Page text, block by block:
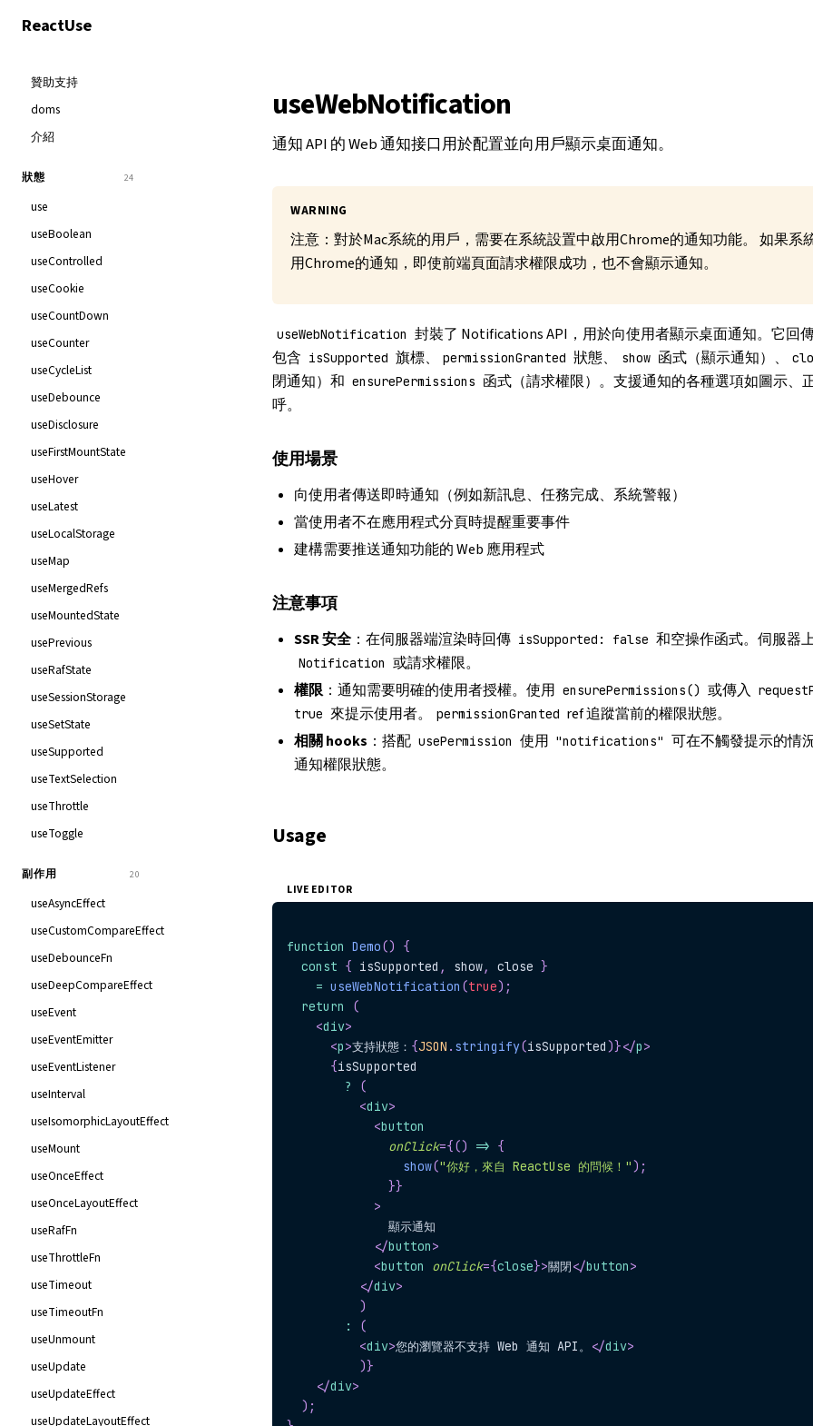
ReactUse
贊助支持
doms
介紹
狀態 24
use
useBoolean
useControlled
useCookie
useCountDown
useCounter
useCycleList
useDebounce
useDisclosure
useFirstMountState
useHover
useLatest
useLocalStorage
useMap
useMergedRefs
useMountedState
usePrevious
useRafState
useSessionStorage
useSetState
useSupported
useTextSelection
useThrottle
useToggle
副作用 20
useAsyncEffect
useCustomCompareEffect
useDebounceFn
useDeepCompareEffect
useEvent
useEventEmitter
useEventListener
useInterval
useIsomorphicLayoutEffect
useMount
useOnceEffect
useOnceLayoutEffect
useRafFn
useThrottleFn
useTimeout
useTimeoutFn
useUnmount
useUpdate
useUpdateEffect
useUpdateLayoutEffect
useWebNotification
通知 API 的 Web 通知接口用於配置並向用戶顯示桌面通知。
WARNING
注意：對於Mac系統的用戶，需要在系統設置中啟用Chrome的通知功能。 如果系
用Chrome的通知，即使前端頁面請求權限成功，也不會顯示通知。
useWebNotification 封裝了 Notifications API ，用於向使用者顯示桌面通知。它回
包含 isSupported 旗標、 permissionGranted 狀態、 show 函式（顯示通知）、
閉通知）和 ensurePermissions 函式（請求權限）。支援通知的各種選項如圖示、
呼。
使用場景
向使用者傳送即時通知（例如新訊息、任務完成、系統警報）
當使用者不在應用程式分頁時提醒重要事件
建構需要推送通知功能的 Web 應用程式
注意事項
SSR 安全 ：在伺服器端渲染時回傳 isSupported: false 和空操作函式。伺服器
Notification 或請求權限。
權限：通知需要明確的使用者授權。使用 ensurePermissions() 或傳入
true 來提示使用者。 permissionGranted ref 追蹤當前的權限狀態。
相關 hooks ：搭配 usePermission 使用 "notifications" 可在不觸發提示的情
通知權限狀態。
Usage
LIVE EDITOR
function Demo()
{
const { isSupported , show, close }
= useWebNotification (true) ;
return
(
<div>
<p>支持狀態： {JSON . stringify(isSupported)}</p>
{isSupported
?
(
<div>
<button
onClick={() => {
show("你好，來自 ReactUse 的問候！") ;
}}
>
              顯示通知
</button>
<button onClick={close}>關閉</button>
</div>
)
:
(
<div>您的瀏覽器不支持 Web 通知 API。 </div>
)}
</div>
) ;